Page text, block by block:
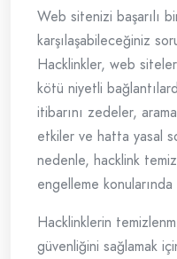
Web sitenizi başarılı
karşılaşabileceğiniz
Hacklinkler, web
kötü niyetli
itibarını zedeler,
etkiler ve hatta yasal
nedenle, hacklink
engelleme
Hacklinklerin
güvenliğini sağlamak